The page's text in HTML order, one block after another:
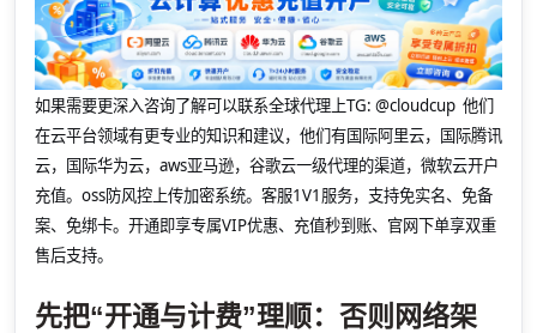
如果需要更深入咨询了解可以联系全球代理上TG: @cloudcup 他们
在云平台领域有更专业的知识和建议，他们有国际阿里云，国际腾讯
云，国际华为云，aws亚马逊，谷歌云一级代理的渠道，微软云开户
充值。oss防风控上传加密系统。客服1V1服务，支持免实名、免备
案、免绑卡。开通即享专属VIP优惠、充值秒到账、官网下单享双重
售后支持。
先把“开通与计费”理顺：否则网络架